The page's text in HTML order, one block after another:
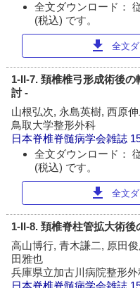
全文ダウンロード：
(税込) です。
download 全文
1-II-7. 頚椎椎弓形成術後
討 -
山根弘次, 永島英樹, 西原
鳥取大学整形外科
日本脊椎脊髄病学会雑誌
全文ダウンロード：
(税込) です。
download 全文
1-II-8. 頚椎脊柱管拡大術
高山博行, 青木謙二, 原田
田雅也
兵庫県立加古川病院整形外
日本脊椎脊髄病学会雑誌